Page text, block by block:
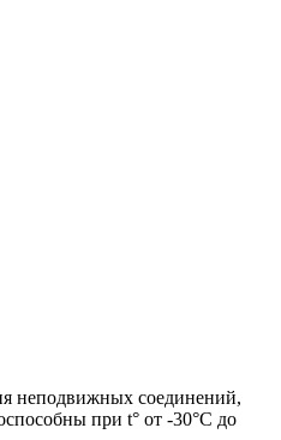
соединений,
при t° от -30°С до